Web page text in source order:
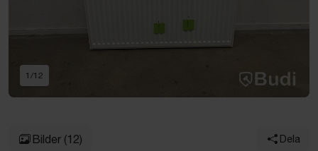
1 /12
Bilder (12) Dela